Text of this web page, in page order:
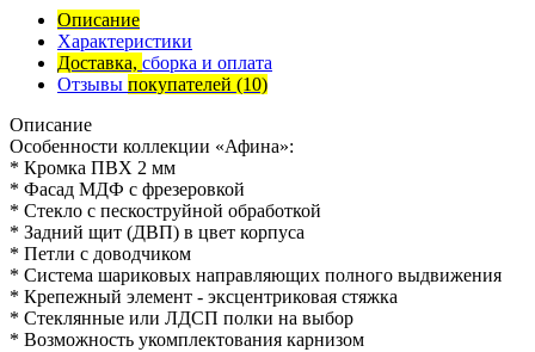
Описание
Характеристики
Доставка, сборка и оплата
Отзывы покупателей (10)
Описание
Особенности коллекции «Афина»:
* Кромка ПВХ 2 мм
* Фасад МДФ с фрезеровкой
* Стекло с пескоструйной обработкой
* Задний щит (ДВП) в цвет корпуса
* Петли с доводчиком
* Система шариковых направляющих полного выдвижения
* Крепежный элемент - эксцентриковая стяжка
* Стеклянные или ЛДСП полки на выбор
* Возможность укомплектования карнизом